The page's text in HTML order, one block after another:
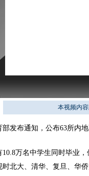
本视频内
布通知，公布63所内地
万名中学生同时毕业，
北大、清华、复旦、华